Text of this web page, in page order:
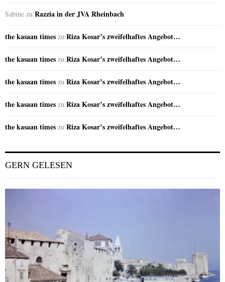
Sabine zu Razzia in der JVA Rheinbach
the kasaan times zu Riza Kosar’s zweifelhaftes Angebot…
the kasaan times zu Riza Kosar’s zweifelhaftes Angebot…
the kasaan times zu Riza Kosar’s zweifelhaftes Angebot…
the kasaan times zu Riza Kosar’s zweifelhaftes Angebot…
the kasaan times zu Riza Kosar’s zweifelhaftes Angebot…
GERN GELESEN